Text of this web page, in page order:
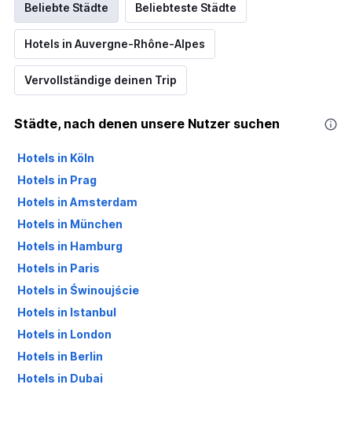
Beliebte Städte Beliebteste Städte
Hotels in Auvergne-Rhône-Alpes
Vervollständige deinen Trip
Städte, nach denen unsere Nutzer suchen
Hotels in Köln
Hotels in Prag
Hotels in Amsterdam
Hotels in München
Hotels in Hamburg
Hotels in Paris
Hotels in Świnoujście
Hotels in Istanbul
Hotels in London
Hotels in Berlin
Hotels in Dubai